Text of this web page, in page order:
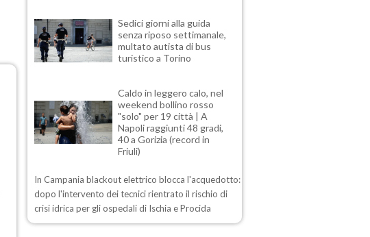
Sedici giorni alla guida
senza riposo settimanale,
multato autista di bus
turistico a Torino
Caldo in leggero calo, nel
weekend bollino rosso
"solo" per 19 città | A
Napoli raggiunti 48 gradi,
40 a Gorizia (record in
Friuli)
In Campania blackout elettrico blocca l'acquedotto:
dopo l'intervento dei tecnici rientrato il rischio di
crisi idrica per gli ospedali di Ischia e Procida